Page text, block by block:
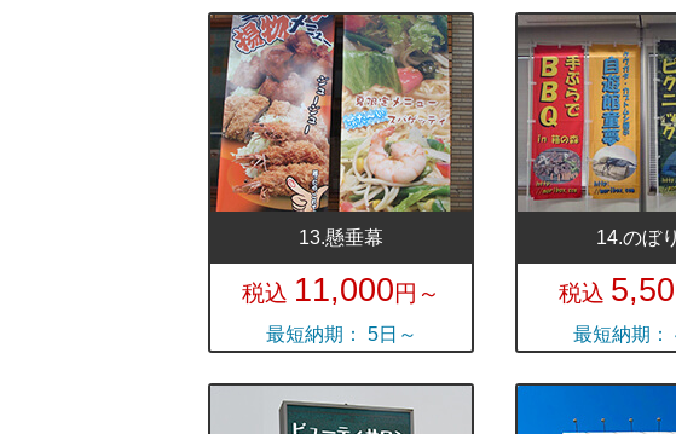
13.懸垂幕
税込 11,000円～
最短納期： 5日～
14.のぼ
税込
最短納期：